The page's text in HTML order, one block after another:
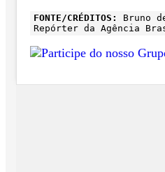
FONTE/CRÉDITOS:
Bruno
Repórter da Agência